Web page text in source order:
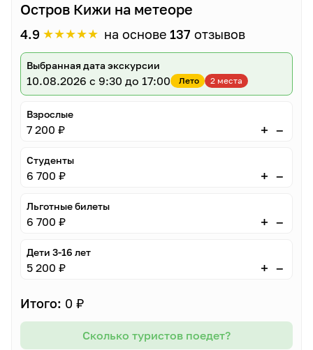
Остров Кижи на метеоре
4.9 ★★★★★ на основе 137 отзывов
Выбранная дата экскурсии
10.08.2026 с 9:30 до 17:00 Лето 2 места
Взрослые
7 200 ₽ + –
Студенты
6 700 ₽ + –
Льготные билеты
6 700 ₽ + –
Дети 3-16 лет
5 200 ₽ + –
Итого: 0 ₽
Сколько туристов поедет?